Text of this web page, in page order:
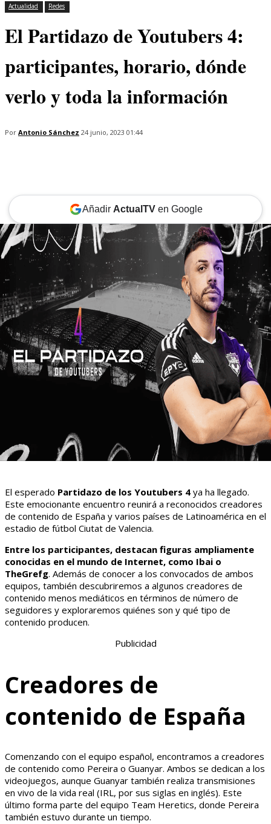
Actualidad Redes
El Partidazo de Youtubers 4:
participantes, horario, dónde
verlo y toda la información
Por Antonio Sánchez 24 junio, 2023 01:44
Añadir ActualTVen Google
El esperado Partidazo de los Youtubers 4 ya ha llegado.
Este emocionante encuentro reunirá a reconocidos creadores
de contenido de España y varios países de Latinoamérica en el
estadio de fútbol Ciutat de Valencia.
Entre los participantes, destacan figuras ampliamente
conocidas en el mundo de Internet, como Ibai o
TheGrefg. Además de conocer a los convocados de ambos
equipos, también descubriremos a algunos creadores de
contenido menos mediáticos en términos de número de
seguidores y exploraremos quiénes son y qué tipo de
contenido producen.
Publicidad
Creadores de
contenido de España
Comenzando con el equipo español, encontramos a creadores
de contenido como Pereira o Guanyar. Ambos se dedican a los
videojuegos, aunque Guanyar también realiza transmisiones
en vivo de la vida real (IRL, por sus siglas en inglés). Este
último forma parte del equipo Team Heretics, donde Pereira
también estuvo durante un tiempo.